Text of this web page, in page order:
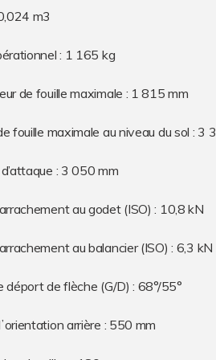
m3
: 1 165 kg
de fouille maximale : 1 815 mm
fouille maximale au niveau du sol : 3
: 3 050 mm
au godet (ISO) : 10,8 kN
au balancier (ISO) : 6,3 kN
déport de flèche (G/D) : 68°/55°
arrière : 550 mm